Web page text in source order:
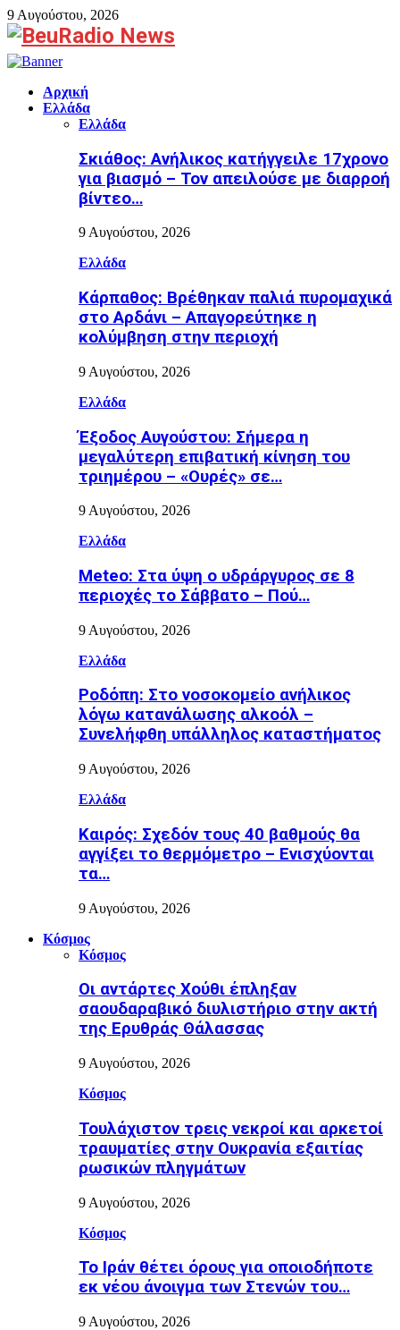
9 Αυγούστου, 2026
Facebook
Αρχική
Ελλάδα
Ελλάδα
Σκιάθος: Ανήλικος κατήγγειλε 17χρονο
για βιασμό – Τον απειλούσε με διαρροή
βίντεο…
9 Αυγούστου, 2026
Ελλάδα
Κάρπαθος: Βρέθηκαν παλιά πυρομαχικά
στο Αρδάνι – Απαγορεύτηκε η
κολύμβηση στην περιοχή
9 Αυγούστου, 2026
Ελλάδα
Έξοδος Αυγούστου: Σήμερα η
μεγαλύτερη επιβατική κίνηση του
τριημέρου – «Ουρές» σε…
9 Αυγούστου, 2026
Ελλάδα
Meteo: Στα ύψη ο υδράργυρος σε 8
περιοχές το Σάββατο – Πού…
9 Αυγούστου, 2026
Ελλάδα
Ροδόπη: Στο νοσοκομείο ανήλικος
λόγω κατανάλωσης αλκοόλ –
Συνελήφθη υπάλληλος καταστήματος
9 Αυγούστου, 2026
Ελλάδα
Καιρός: Σχεδόν τους 40 βαθμούς θα
αγγίξει το θερμόμετρο – Ενισχύονται
τα…
9 Αυγούστου, 2026
Κόσμος
Κόσμος
Οι αντάρτες Χούθι έπληξαν
σαουδαραβικό διυλιστήριο στην ακτή
της Ερυθράς Θάλασσας
9 Αυγούστου, 2026
Κόσμος
Τουλάχιστον τρεις νεκροί και αρκετοί
τραυματίες στην Ουκρανία εξαιτίας
ρωσικών πληγμάτων
9 Αυγούστου, 2026
Κόσμος
Το Ιράν θέτει όρους για οποιοδήποτε
εκ νέου άνοιγμα των Στενών του…
9 Αυγούστου, 2026